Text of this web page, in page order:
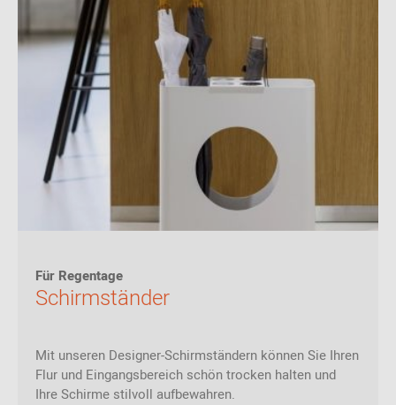
Für Regentage
Schirmständer
Mit unseren Designer-Schirmständern können Sie Ihren
Flur und Eingangsbereich schön trocken halten und
Ihre Schirme stilvoll aufbewahren.